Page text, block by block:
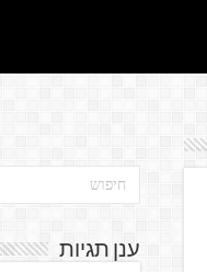
ענן תגיות